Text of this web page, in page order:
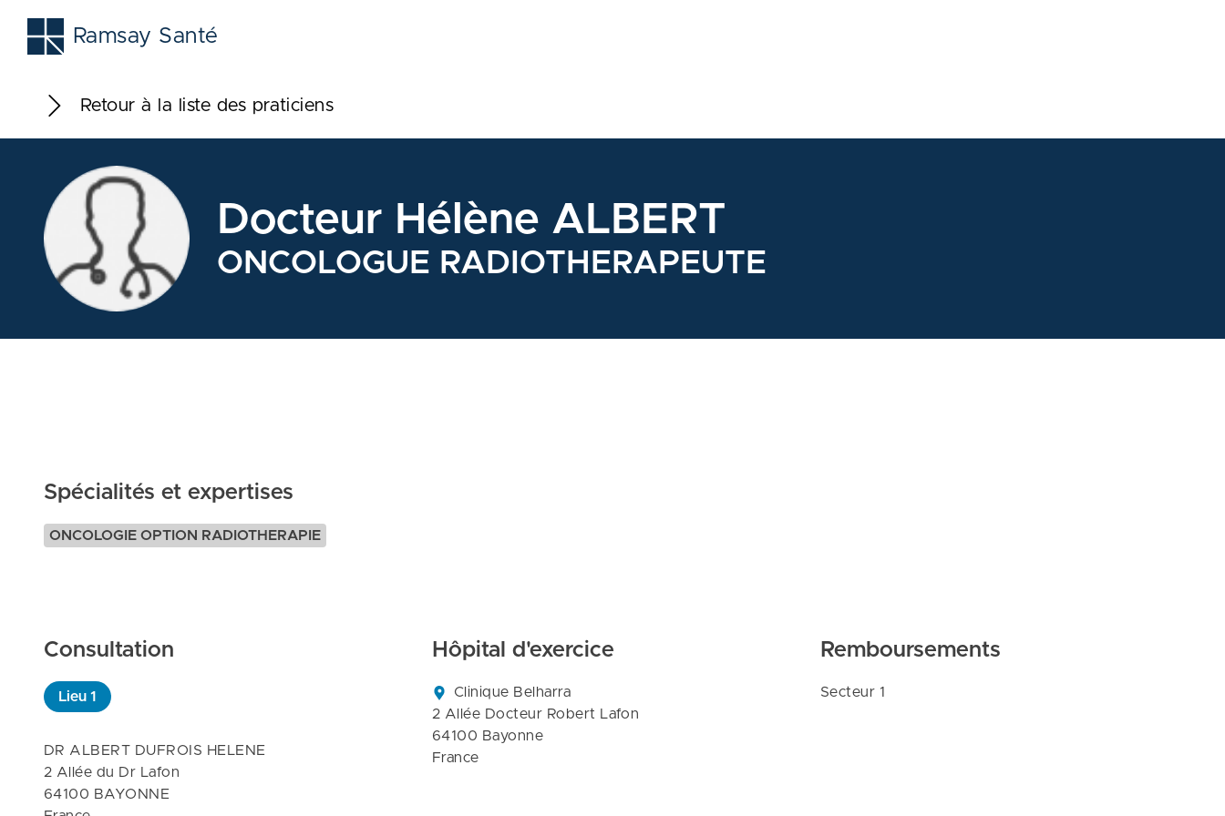
Ramsay Santé
Retour à la liste des praticiens
Docteur Hélène ALBERT
ONCOLOGUE RADIOTHERAPEUTE
Spécialités et expertises
ONCOLOGIE OPTION RADIOTHERAPIE
Consultation
Lieu 1
DR ALBERT DUFROIS HELENE
2 Allée du Dr Lafon
64100 BAYONNE
Hôpital d'exercice
Clinique Belharra
2 Allée Docteur Robert Lafon
64100 Bayonne
France
Remboursements
Secteur 1